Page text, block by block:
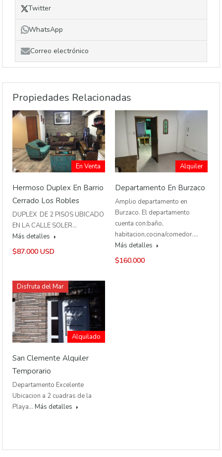
Twitter
WhatsApp
Correo electrónico
Propiedades Relacionadas
En Venta
Hermoso Duplex En Barrio
Cerrado Los Robles
DUPLEX DE 2 PISOS UBICADO
EN LA CALLE SOLER…
Más detalles
$87.000 USD
Alquiler
Departamento En Burzaco
Amplio departamento en
Burzaco. El departamento
cuenta con:baño,
habitacion,cocina/comedor.…
Más detalles
$160.000
Disfruta del Mar
Alquilado
San Clemente Alquiler
Temporario
Departamento Excelente
Ubicacion a 2 cuadras de la
Playa… Más detalles